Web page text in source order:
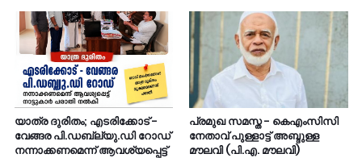
യാത്ര ദുരിതം; എടരിക്കോട് -
വേങ്ങര പി.ഡബ്ല്യു.ഡി റോഡ്
നന്നാക്കണമെന്ന് ആവശ്യപ്പെട്ട്
പ്രമുഖ സമസ്ത - കെഎംസിസി
നേതാവ് പുള്ളാട്ട് അബ്ദുള്ള
മൗലവി (പി.എ. മൗലവി)